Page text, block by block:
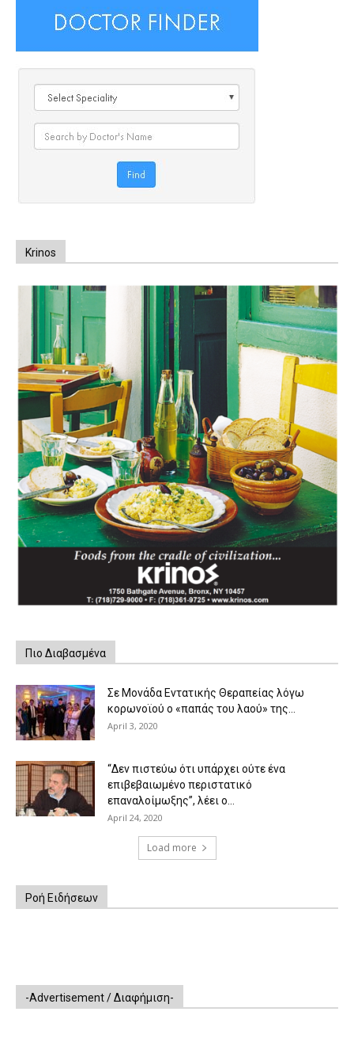
Krinos
Πιο Διαβασμένα
Σε Μονάδα Εντατικής Θεραπείας λόγω
κορωνοϊού ο «παπάς του λαού» της...
April 3, 2020
“Δεν πιστεύω ότι υπάρχει ούτε ένα
επιβεβαιωμένο περιστατικό
επαναλοίμωξης”, λέει ο...
April 24, 2020
Load more
Ροή Ειδήσεων
-Advertisement / Διαφήμιση-